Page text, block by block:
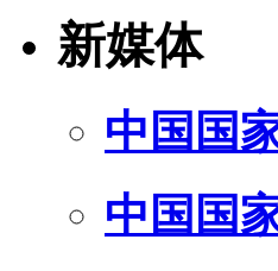
新媒体
中国国
中国国